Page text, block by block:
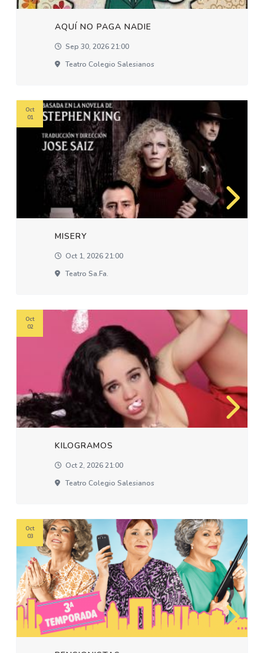
AQUÍ NO PAGA NADIE
Sep 30, 2026 21:00
Teatro Colegio Salesianos
MISERY
Oct 1, 2026 21:00
Teatro Sa.fa.
Oct
01
KILOGRAMOS
Oct 2, 2026 21:00
Teatro Colegio Salesianos
Oct
02
Oct
03